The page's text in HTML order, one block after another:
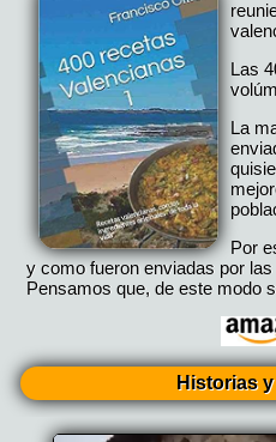
Las
La
Por
y como fueron enviadas por
Pensamos que, de este modo
Historias